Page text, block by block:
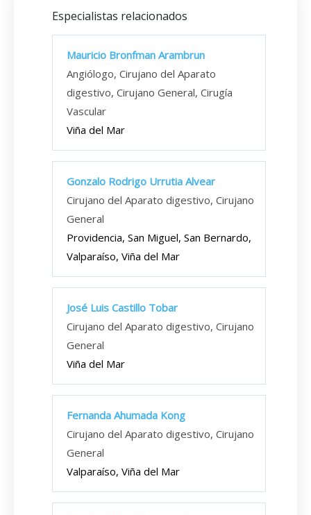
Especialistas relacionados
Mauricio Bronfman Arambrun
Angiólogo, Cirujano del Aparato
digestivo, Cirujano General, Cirugía
Vascular
Viña del Mar
Gonzalo Rodrigo Urrutia Alvear
Cirujano del Aparato digestivo, Cirujano
General
Providencia, San Miguel, San Bernardo,
Valparaíso, Viña del Mar
José Luis Castillo Tobar
Cirujano del Aparato digestivo, Cirujano
General
Viña del Mar
Fernanda Ahumada Kong
Cirujano del Aparato digestivo, Cirujano
General
Valparaíso, Viña del Mar